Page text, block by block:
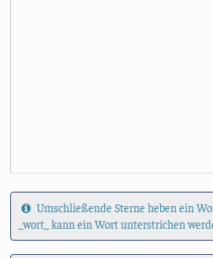
Umschließende Sterne heben ein
_wort_ kann ein Wort unterstrichen